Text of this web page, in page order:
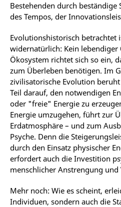
Bestehenden durch
des Tempos, der
Evolutionshistorisch betrachtet
widernatürlich: Kein lebendiger
Ökosystem richtet sich so ein,
zum Überleben benötigen. Im
zivilisatorische Evolution
Teil darauf, den notwendigen
oder "freie" Energie zu
Energie umzugehen, führt zur
Erdatmosphäre – und zum
Psyche. Denn die
durch den Einsatz physischer
erfordert auch die Investition
menschlicher Anstrengung und
Mehr noch: Wie es scheint,
Individuen, sondern auch die